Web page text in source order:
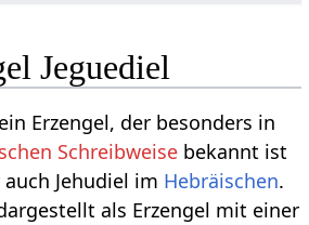
Jeguediel
Erzengel, der besonders in
Schreibweise bekannt ist
Jehudiel im Hebräischen.
als Erzengel mit einer